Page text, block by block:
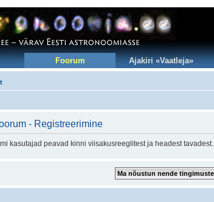
Foorum Ajakiri «Vaatleja»
- Registreerimine
kasutajad peavad kinni viisakusreeglitest ja headest tavadest.